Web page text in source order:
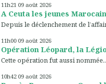
11h21 09 août 2026
A Ceuta les jeunes
Depuis le déclenchement de
11h00 09 août 2026
Opération Léopard, la
Cette opération fut aussi
10h42 09 août 2026